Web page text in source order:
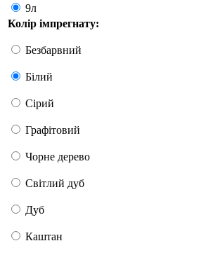
9л
Колір імпрегнату:
Безбарвний
Білий
Сірий
Графітовий
Чорне дерево
Світлий дуб
Дуб
Каштан